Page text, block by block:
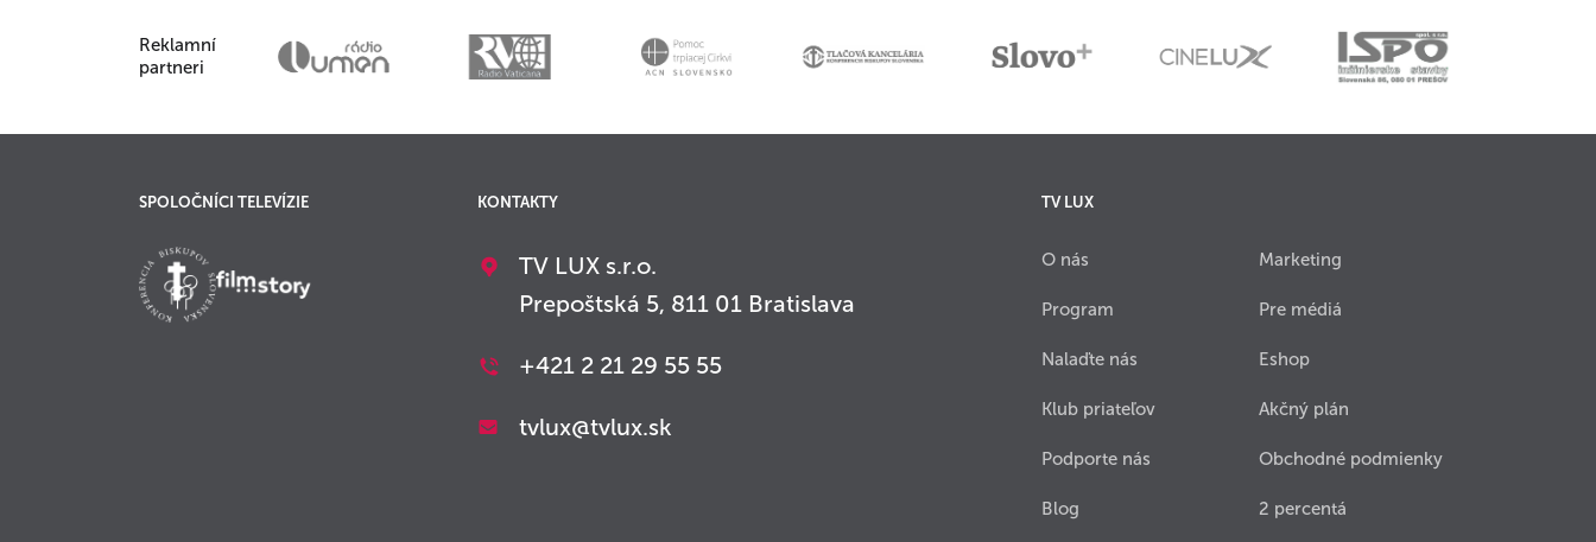
Reklamní
partneri
SPOLOČNÍCI TELEVÍZIE KONTAKTY
TV LUX s.r.o.
Prepoštská 5, 811 01 Bratislava
+421 2 21 29 55 55
tvlux@tvlux.sk
TV LUX
O nás
Program
Nalaďte nás
Klub priateľov
Podporte nás
Blog
Marketing
Pre médiá
Eshop
Akčný plán
Obchodné podmienky
2 percentá